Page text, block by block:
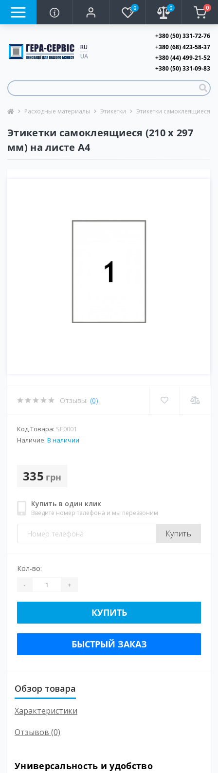
0 0 0
RU
UA
+380 (50) 331-72-76
+380 (68) 423-58-37
+380 (44) 499-21-52
+380 (50) 331-09-83
Расходные материалы Этикетки Этикетки самоклеящиеся
Этикетки самоклеящиеся (210 х 297
мм) на листе А4
Отзывы: (0)
Код Товара: SE0001
Наличие: В наличии
335 грн
Купить в один клик
Введите номер телефона и мы перезвоним
Купить
Кол-во:
- +
КУПИТЬ
БЫСТРЫЙ ЗАКАЗ
Обзор товара
Характеристики
Отзывов (0)
Универсальность и удобство